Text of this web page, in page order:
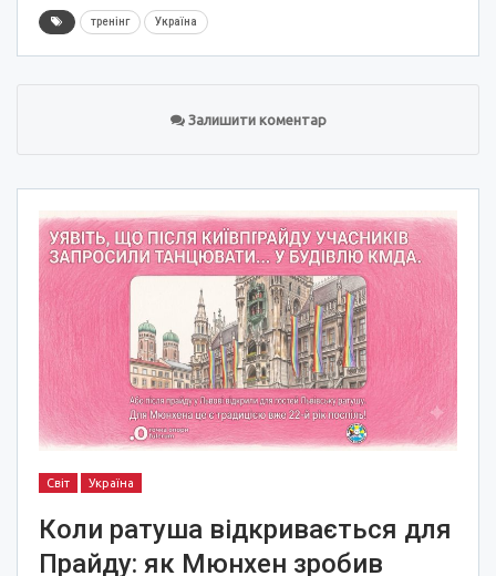
тренінг Україна
Залишити коментар
Світ Україна
Коли ратуша відкривається для
Прайду: як Мюнхен зробив